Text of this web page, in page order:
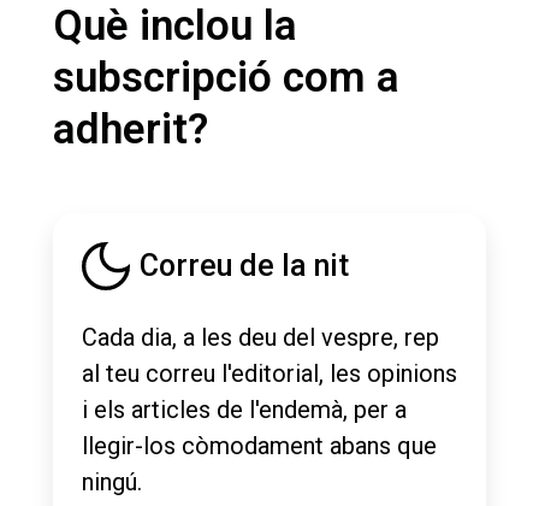
Què inclou la
subscripció com a
adherit?
Correu de la nit
Cada dia, a les deu del vespre, rep
al teu correu l'editorial, les opinions
i els articles de l'endemà, per a
llegir-los còmodament abans que
ningú.